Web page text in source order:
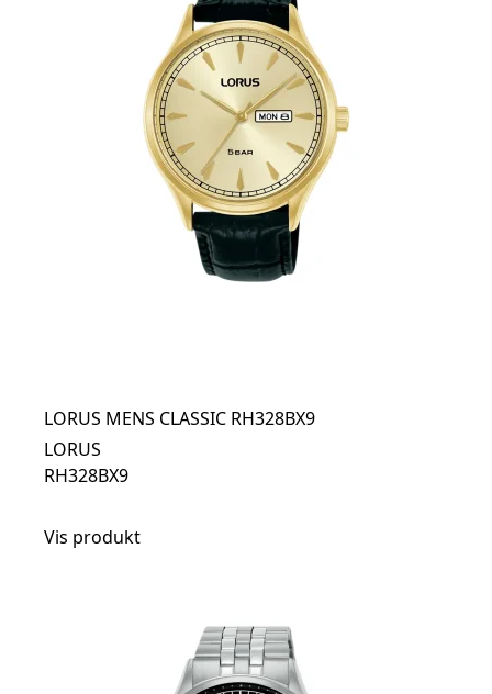
LORUS MENS CLASSIC RH328BX9
LORUS
RH328BX9
Vis produkt